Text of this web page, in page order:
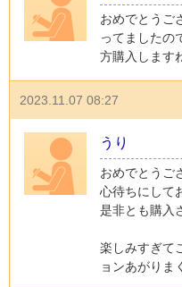
おめでとうご
ってましたの
方購入します
2023.11.07 08:27
うり
おめでとうご
心待ちにして
是非とも購入
楽しみすぎて